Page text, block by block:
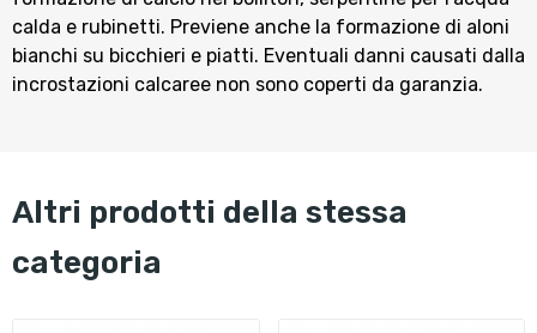
calda e rubinetti. Previene anche la formazione di aloni
bianchi su bicchieri e piatti. Eventuali danni causati dalla
incrostazioni calcaree non sono coperti da garanzia.
altri prodotti della stessa
categoria